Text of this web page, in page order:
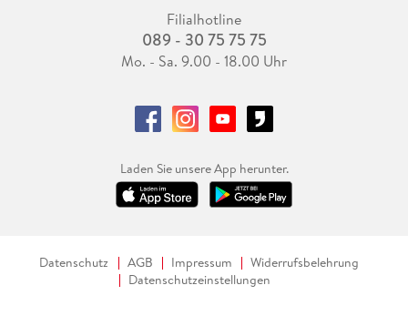
Filialhotline
089 - 30 75 75 75
Mo. - Sa. 9.00 - 18.00 Uhr
Laden Sie unsere App herunter.
Datenschutz AGB Impressum
Widerrufsbelehrung
Datenschutzeinstellungen